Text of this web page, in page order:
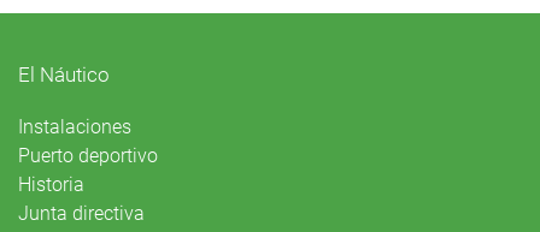
El Náutico
Instalaciones
Puerto deportivo
Historia
Junta directiva